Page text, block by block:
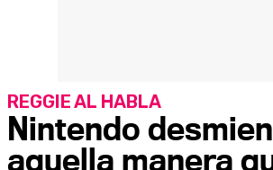
Nintendo
aquella manera
REGGIE AL HABLA